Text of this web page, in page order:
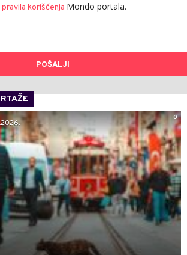
pravila korišćenja Mondo portala.
POŠALJI
0